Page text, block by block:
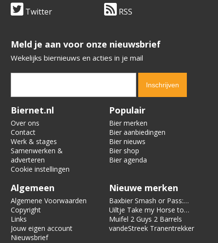
Twitter RSS
​​​​​​​Meld je aan voor onze nieuwsbrief
Wekelijks biernieuws en acties in je mail
Verification code:
Biernet.nl
Over ons
Contact
Werk & stages
Samenwerken &
adverteren
Cookie instellingen
Populair
Bier merken
Bier aanbiedingen
Bier nieuws
Bier shop
Bier agenda
Algemeen
Algemene Voorwaarden
Copyright
Links
Jouw eigen account
Nieuwsbrief
Nieuwe merken
Baxbier Smash or Pass:
Strata
Uiltje Take my Horse to
the Hotel Room
Muifel 2 Guys 2 Barrels
vandeStreek Tranentrekker